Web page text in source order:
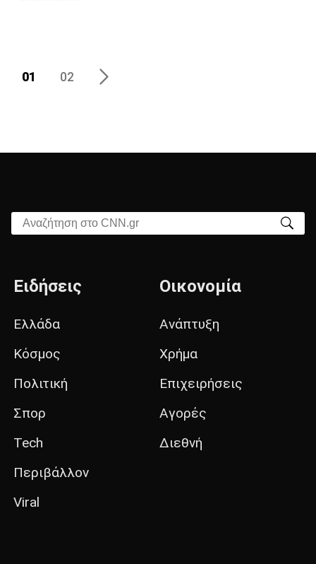
01 02
Αναζήτηση στο CNN.gr
Ειδήσεις
Ελλάδα
Κόσμος
Πολιτική
Σπορ
Tech
Περιβάλλον
Viral
Οικονομία
Ανάπτυξη
Χρήμα
Επιχειρήσεις
Αγορές
Διεθνή